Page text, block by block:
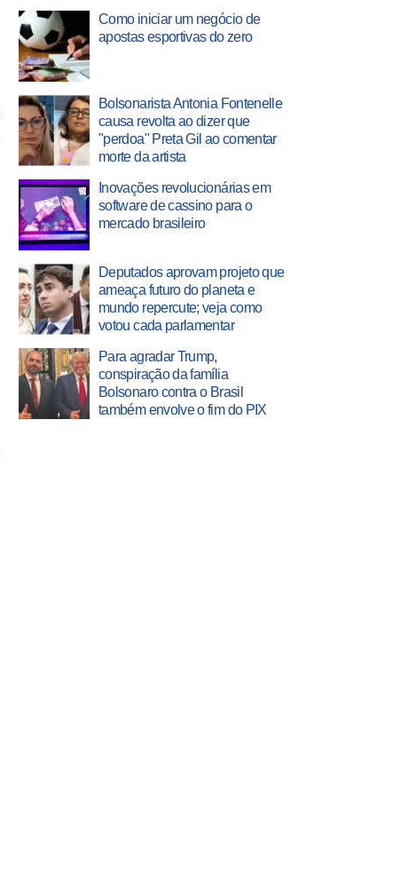
Como iniciar um negócio de
apostas esportivas do zero
Bolsonarista Antonia Fontenelle
causa revolta ao dizer que
"perdoa" Preta Gil ao comentar
morte da artista
Inovações revolucionárias em
software de cassino para o
mercado brasileiro
Deputados aprovam projeto que
ameaça futuro do planeta e
mundo repercute; veja como
votou cada parlamentar
Para agradar Trump,
conspiração da família
Bolsonaro contra o Brasil
também envolve o fim do PIX